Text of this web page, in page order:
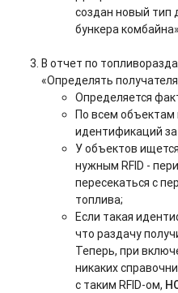
создан новый тип
бункера
В отчет по
«Определять
Определяется
По всем объектам
идентификаций
У объектов
нужным RFID -
пересекаться с
топлива;
Если такая
что раздачу
Теперь, при
никаких
с таким RFID-ом,